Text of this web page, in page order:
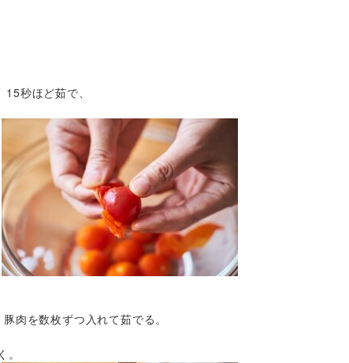
秒ほど茹で、
肉を数枚ずつ入れて茹でる。